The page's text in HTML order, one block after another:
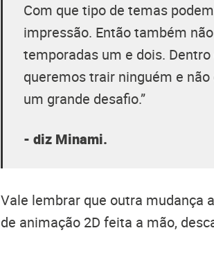
Com que tipo de temas
impressão. Então também
temporadas um e dois.
queremos trair ninguém e
um grande desafio.”
- diz Minami.
Vale lembrar que outra mudança
de animação 2D feita a mão,